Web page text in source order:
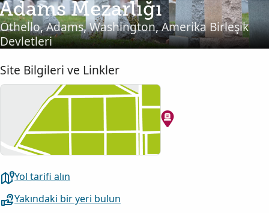
Mezarlığı
Othello, Adams, Washington, Amerika Birleşik
Devletleri
Site Bilgileri ve Linkler
Yol tarifi alın
Yakındaki bir yeri bulun